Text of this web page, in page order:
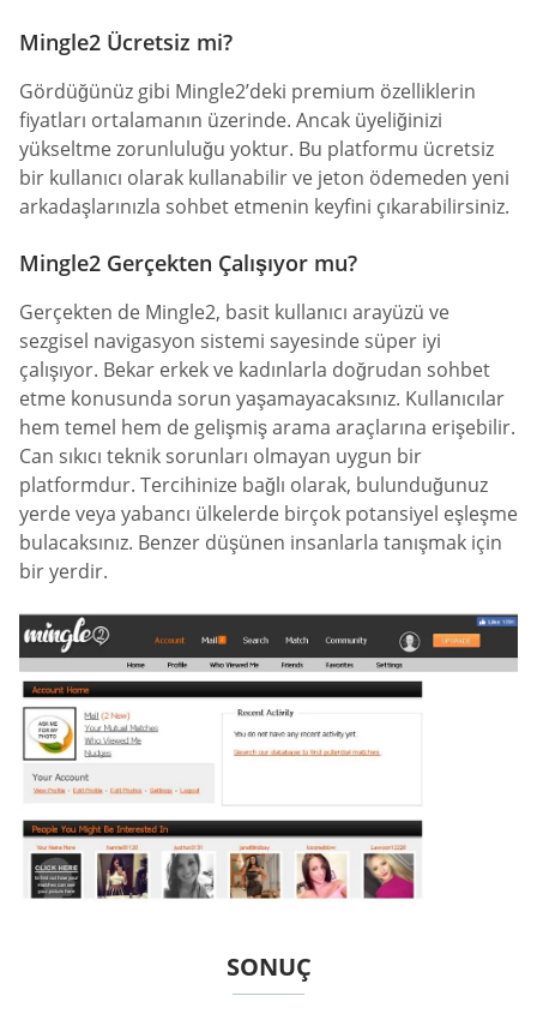
Mingle2 Ücretsiz mi?
Gördüğünüz gibi Mingle2’deki premium özelliklerin
fiyatları ortalamanın üzerinde. Ancak üyeliğinizi
yükseltme zorunluluğu yoktur. Bu platformu ücretsiz
bir kullanıcı olarak kullanabilir ve jeton ödemeden yeni
arkadaşlarınızla sohbet etmenin keyfini çıkarabilirsiniz.
Mingle2 Gerçekten Çalışıyor mu?
Gerçekten de Mingle2, basit kullanıcı arayüzü ve
sezgisel navigasyon sistemi sayesinde süper iyi
çalışıyor. Bekar erkek ve kadınlarla doğrudan sohbet
etme konusunda sorun yaşamayacaksınız. Kullanıcılar
hem temel hem de gelişmiş arama araçlarına erişebilir.
Can sıkıcı teknik sorunları olmayan uygun bir
platformdur. Tercihinize bağlı olarak, bulunduğunuz
yerde veya yabancı ülkelerde birçok potansiyel eşleşme
bulacaksınız. Benzer düşünen insanlarla tanışmak için
bir yerdir.
SONUÇ